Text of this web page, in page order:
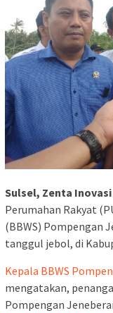
Sulsel, Zenta Inovasi
Perumahan Rakyat
(BBWS) Pompengan
tanggul jebol, di
Kepala BBWS
mengatakan,
Pompengan